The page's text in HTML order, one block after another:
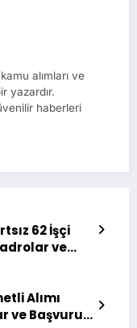
alımları ve
yazardır.
haberleri
62 İşçi
ve
Alımı
ve Başvuru